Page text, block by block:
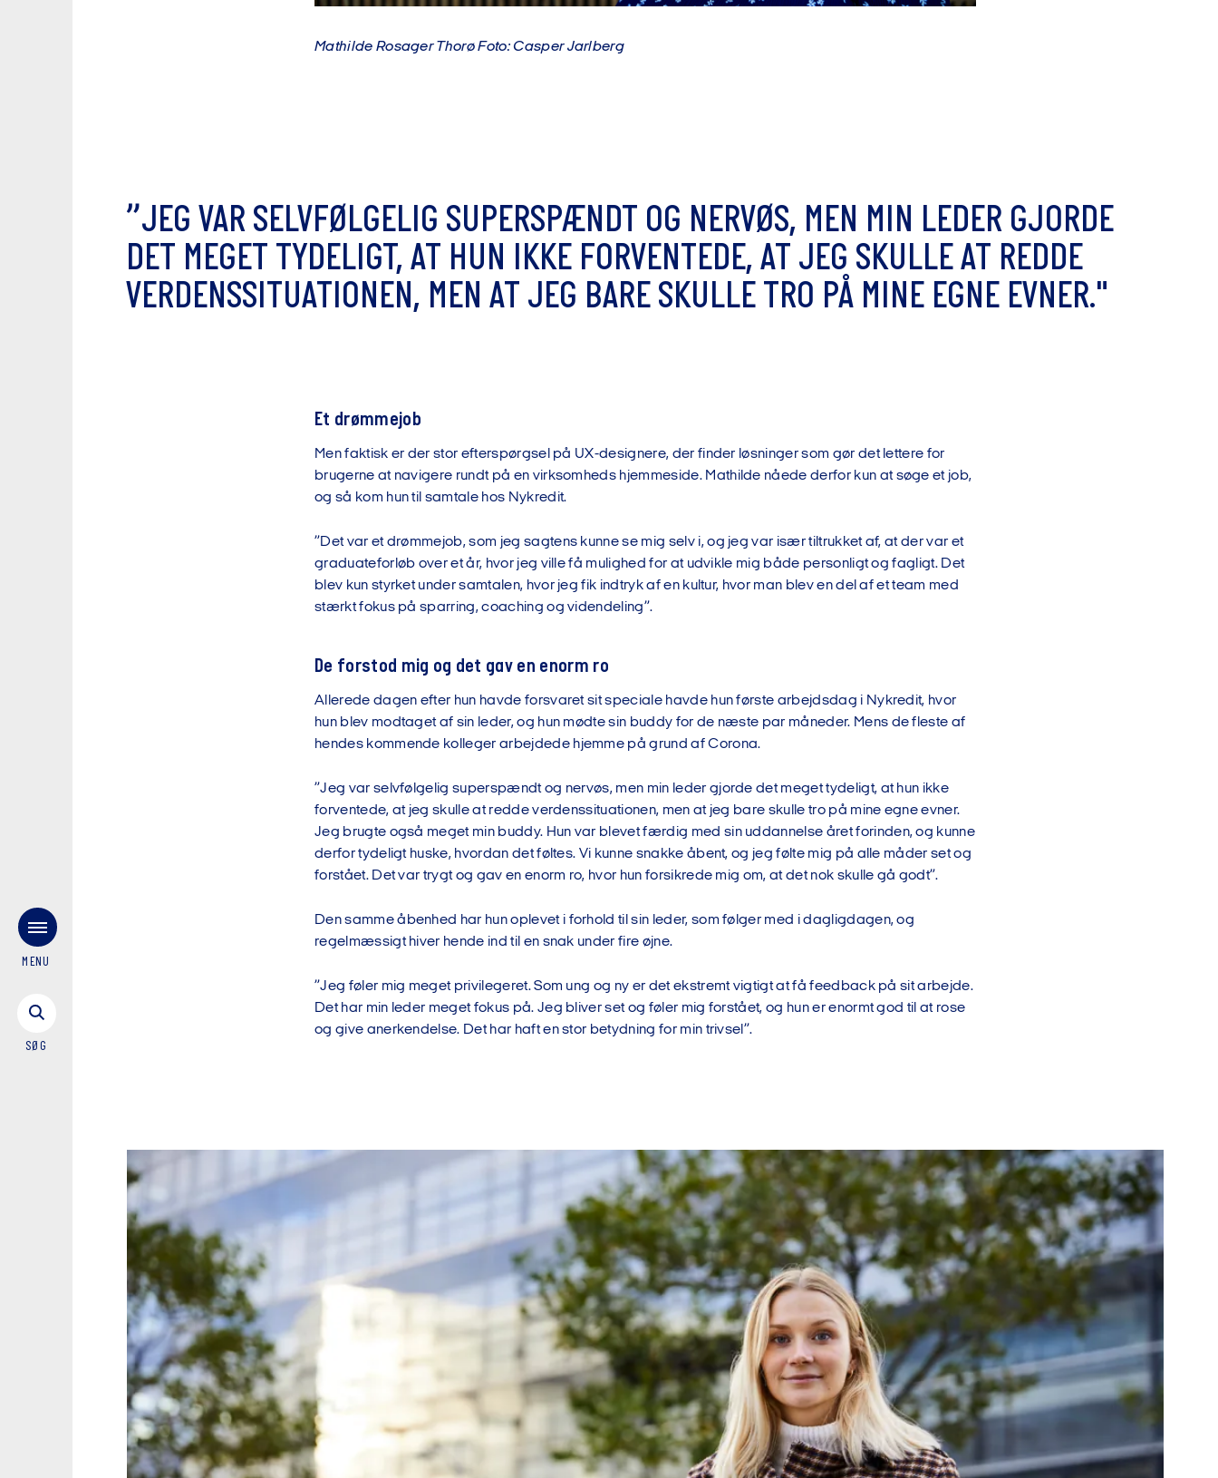
MENU
SØG
Mathilde Rosager Thorø Foto: Casper Jarlberg
”JEG VAR SELVFØLGELIG SUPERSPÆNDT OG NERVØS, MEN MIN LEDER GJORDE
DET MEGET TYDELIGT, AT HUN IKKE FORVENTEDE, AT JEG SKULLEAT REDDE
VERDENSSITUATIONEN, MEN AT JEG BARE SKULLE TRO PÅ MINE EGNE EVNER."
Et drømmejob
Men faktisk er der stor efterspørgsel på UX-designere, der finder løsninger som gør det lettere for
brugerne at navigere rundt på en virksomheds hjemmeside. Mathilde nåede derfor kun at søge et job,
og så kom hun til samtale hos Nykredit.
”Det var et drømmejob, som jeg sagtens kunne se mig selv i, og jeg var især tiltrukket af, at der var et
graduateforløb over et år, hvor jeg ville få mulighed for at udvikle mig både personligt og fagligt. Det
blev kun styrket under samtalen, hvor jeg fik indtryk af en kultur, hvor man blev en del af et team med
stærkt fokus på sparring, coaching og videndeling”.
De forstod mig og det gav en enorm ro
Allerede dagen efter hun havde forsvaret sit speciale havde hun første arbejdsdag i Nykredit, hvor
hun blev modtaget af sin leder, og hun mødte sin buddy for de næste par måneder. Mens de fleste af
hendes kommende kolleger arbejdede hjemme på grund af Corona.
”Jeg var selvfølgelig superspændt og nervøs, men min leder gjorde det meget tydeligt, at hun ikke
forventede, at jeg skulle at redde verdenssituationen, men at jeg bare skulle tro på mine egne evner.
Jeg brugte også meget min buddy. Hun var blevet færdig med sin uddannelse året forinden, og kunne
derfor tydeligt huske, hvordan det føltes. Vi kunne snakke åbent, og jeg følte mig på alle måder set og
forstået. Det var trygt og gav en enorm ro, hvor hun forsikrede mig om, at det nok skulle gå godt”.
Den samme åbenhed har hun oplevet i forhold til sin leder, som følger med i dagligdagen, og
regelmæssigt hiver hende ind til en snak under fire øjne.
”Jeg føler mig meget privilegeret. Som ung og ny er det ekstremt vigtigt at få feedback på sit arbejde.
Det har min leder meget fokus på. Jeg bliver set og føler mig forstået, og hun er enormt god til at rose
og give anerkendelse. Det har haft en stor betydning for min trivsel”.